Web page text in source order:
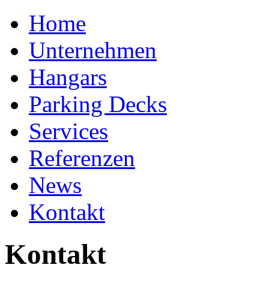
Home
Unternehmen
Hangars
Parking Decks
Services
Referenzen
News
Kontakt
Kontakt